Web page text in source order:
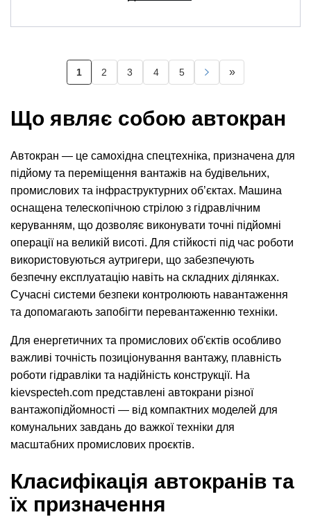
Поточна
сторінка
1 Page
2 Page
3 Page
4 Page
5
Наступна
сторінка
Остання
сторінка
»
Що являє собою автокран
Автокран — це самохідна спецтехніка, призначена для
підйому та переміщення вантажів на будівельних,
промислових та інфраструктурних об’єктах. Машина
оснащена телескопічною стрілою з гідравлічним
керуванням, що дозволяє виконувати точні підйомні
операції на великій висоті. Для стійкості під час роботи
використовуються аутригери, що забезпечують
безпечну експлуатацію навіть на складних ділянках.
Сучасні системи безпеки контролюють навантаження
та допомагають запобігти перевантаженню техніки.
Для енергетичних та промислових об'єктів особливо
важливі точність позиціонування вантажу, плавність
роботи гідравліки та надійність конструкції. На
kievspecteh.com представлені автокрани різної
вантажопідйомності — від компактних моделей для
комунальних завдань до важкої техніки для
масштабних промислових проєктів.
Класифікація автокранів та
їх призначення